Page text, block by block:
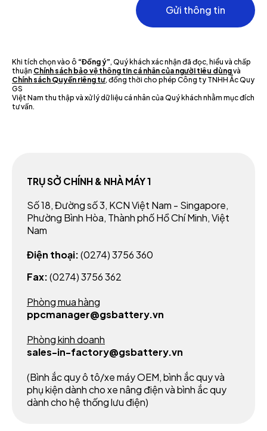
Gửi thông tin
Khi tích chọn vào ô “Đồng ý”, Quý khách xác nhận đã đọc, hiểu và chấp
thuận Chính sách bảo vệ thông tin cá nhân của người tiêu dùngvà
Chính sách Quyền riêng tư, đồng thời cho phép Công ty TNHH Ắc Quy
GS
Việt Nam thu thập và xử lý dữ liệu cá nhân của Quý khách nhằm mục đích
tư vấn.
TRỤ SỞ CHÍNH & NHÀ MÁY 1
Số 18, Đường số 3, KCN Việt Nam - Singapore,
Phường Bình Hòa, Thành phố Hồ Chí Minh, Việt
Nam
Điện thoại:(0274) 3756 360
Fax:(0274) 3756 362
Phòng mua hàng
ppcmanager@gsbattery.vn
Phòng kinh doanh
sales-in-factory@gsbattery.vn
(Bình ắc quy ô tô/xe máy OEM, bình ắc quy và
phụ kiện dành cho xe nâng điện và bình ắc quy
dành cho hệ thống lưu điện)